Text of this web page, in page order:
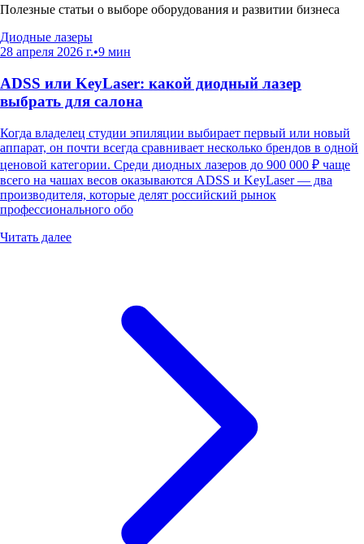
Полезные статьи о выборе оборудования и развитии бизнеса
Диодные лазеры
28 апреля 2026 г.•9 мин
ADSS или KeyLaser: какой диодный лазер
выбрать для салона
Когда владелец студии эпиляции выбирает первый или новый
аппарат, он почти всегда сравнивает несколько брендов в одной
ценовой категории. Среди диодных лазеров до 900 000 ₽ чаще
всего на чашах весов оказываются ADSS и KeyLaser — два
производителя, которые делят российский рынок
профессионального обо
Читать далее